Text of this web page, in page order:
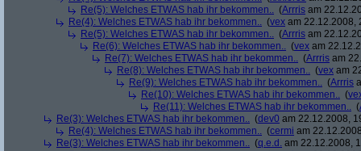
Re(5): Welches ETWAS hab ihr bekommen.. (Arrris am
Re(4): Welches ETWAS hab ihr bekommen.. (vex am 22.12.2008,
Re(5): Welches ETWAS hab ihr bekommen.. (Arrris am
Re(6): Welches ETWAS hab ihr bekommen.. (vex am
Re(7): Welches ETWAS hab ihr bekommen.. (Arrris am
Re(8): Welches ETWAS hab ihr bekommen.. (vex am
Re(9): Welches ETWAS hab ihr bekommen.. (Arrris
Re(10): Welches ETWAS hab ihr bekommen.. (
Re(11): Welches ETWAS hab ihr bekommen.. (
Re(3): Welches ETWAS hab ihr bekommen.. (dev0 am 22.12.2008,
Re(4): Welches ETWAS hab ihr bekommen.. (cermi am
Re(3): Welches ETWAS hab ihr bekommen.. (q.e.d. am 22.12.2008,